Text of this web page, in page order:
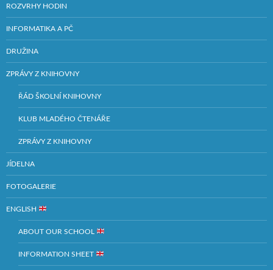
ROZVRHY HODIN
INFORMATIKA A PČ
DRUŽINA
ZPRÁVY Z KNIHOVNY
ŘÁD ŠKOLNÍ KNIHOVNY
KLUB MLADÉHO ČTENÁŘE
ZPRÁVY Z KNIHOVNY
JÍDELNA
FOTOGALERIE
ENGLISH
ABOUT OUR SCHOOL
INFORMATION SHEET